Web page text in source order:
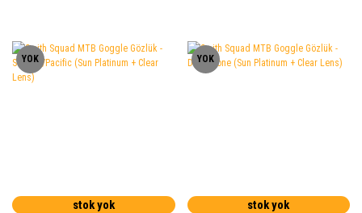
YOK
stok yok
YOK
stok yok